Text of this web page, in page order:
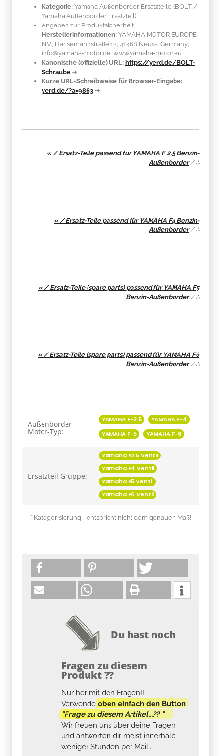
Kategorie: Yamaha Außenborder Ersatzteile (BOLT /
Yamaha Außenborder Ersatzteil)
Angaben zur Produktsicherheit
Herstellerinformationen: YAMAHA MOTOR EUROPE
N.V.; Hansemannstraße 12; 41468 Neuss; Germany;
info@yamaha-motor.de; www.yamaha-motor.eu
Kanonische (offizielle) URL: https://yerd.de/BOLT-
Schraube ➔
Kurze URL-Schreibweise für Browser-Eingabe:
yerd.de/?a=9863 ➔
« / Ersatz-Teile passend für YAMAHA F 2.5 Benzin-
Außenborder/∴
« / Ersatz-Teile passend für YAMAHA F4 Benzin-
Außenborder/∴
« / Ersatz-Teile (spare parts) passend für YAMAHA F5
Benzin-Außenborder/∴
« / Ersatz-Teile (spare parts) passend für YAMAHA F6
Benzin-Außenborder/∴
Produkteigenschaft
Außenborder
Motor-Typ:
YAMAHA F-2.5
YAMAHA F-4
YAMAHA F-5
YAMAHA F-6
Ersatzteil Gruppe:
Yamaha F2.5 Ventil
Yamaha F4 Ventil
Yamaha F5 Ventil
Yamaha F6 Ventil
* Kategorisierung - entspricht nicht dem genauen Maß!
Du hast noch
Fragen zu diesem
Produkt ??
Nur her mit den Fragen!!
Verwendeoben einfach den Button
"Frage zu diesem Artikel...?? "
.
Wir freuen uns über deine Fragen
und antworten dir meist innerhalb
weniger Stunden per Mail....